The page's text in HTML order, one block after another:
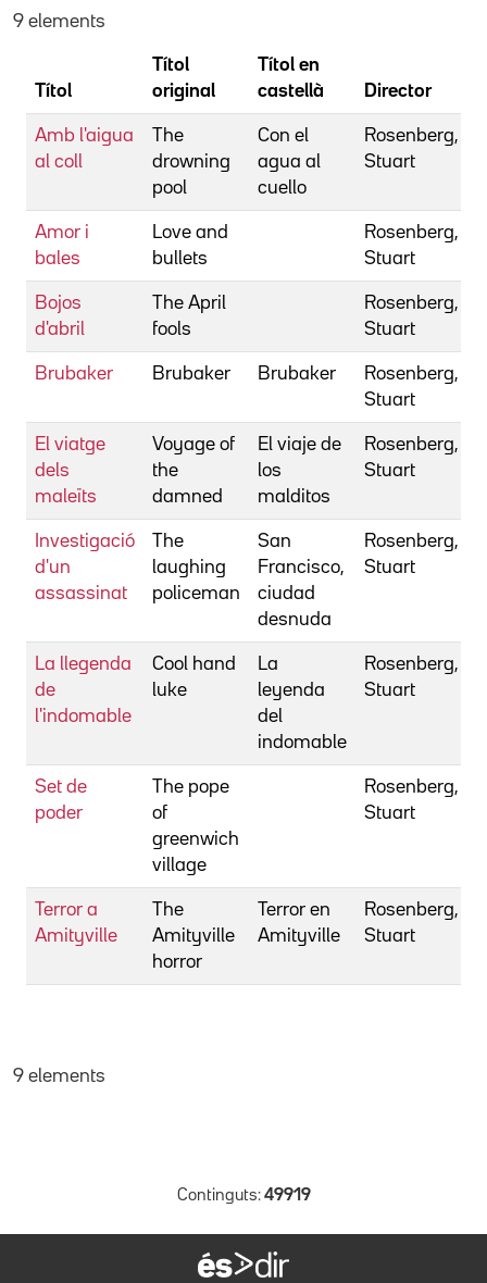
9 elements
Títol
Títol
original
Títol en
castellà
Director
Amb l'aigua
al coll
The
drowning
pool
Con el
agua al
cuello
Rosenberg,
Stuart
Amor i
bales
Love and
bullets
Rosenberg,
Stuart
Bojos
d'abril
The April
fools
Rosenberg,
Stuart
Brubaker Brubaker Brubaker
Rosenberg,
Stuart
El viatge
dels
maleïts
Voyage of
the
damned
El viaje de
los
malditos
Rosenberg,
Stuart
Investigació
d'un
assassinat
The
laughing
policeman
San
Francisco,
ciudad
desnuda
Rosenberg,
Stuart
La llegenda
de
l'indomable
Cool hand
luke
La
leyenda
del
indomable
Rosenberg,
Stuart
Set de
poder
The pope
of
greenwich
village
Rosenberg,
Stuart
Terror a
Amityville
The
Amityville
horror
Terror en
Amityville
Rosenberg,
Stuart
9 elements
Continguts: 49919